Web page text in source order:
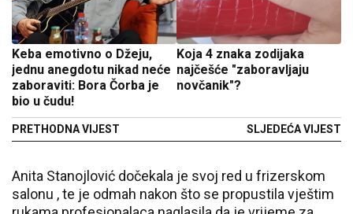
Keba emotivno o Džeju,
jednu anegdotu nikad neće
zaboraviti: Bora Čorba je
bio u čudu!
PRETHODNA VIJEST
Koja 4 znaka zodijaka
najčešće "zaboravljaju
novčanik"?
SLJEDEĆA VIJEST
Anita Stanojlović dočekala je svoj red u frizerskom
salonu , te je odmah nakon što se propustila vještim